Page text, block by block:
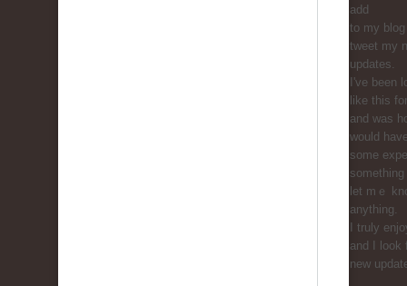
add
to my
tweet my
updates.
I've bеen
like this
and was
would
some
let mｅ
anything.
I truly
and I look
new